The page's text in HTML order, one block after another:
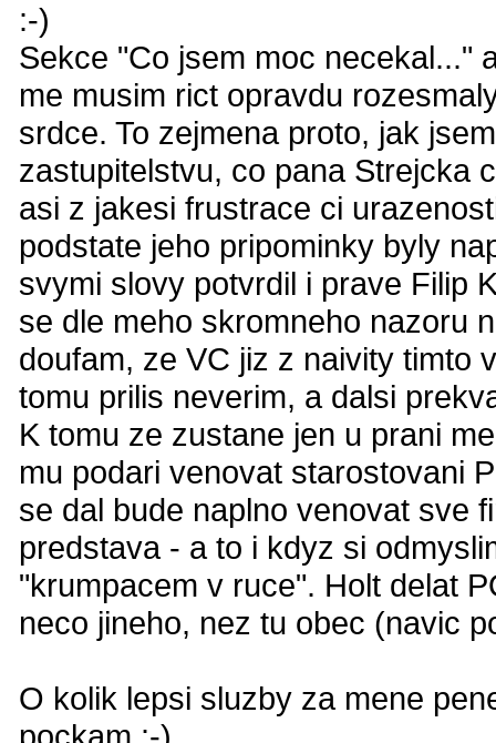
:-)
Sekce "Co jsem moc necekal..."
me musim rict opravdu
srdce. To zejmena proto, jak
zastupitelstvu, co pana Strejcka
asi z jakesi frustrace ci
podstate jeho pripominky byly
svymi slovy potvrdil i prave Filip
se dle meho skromneho nazoru
doufam, ze VC jiz z naivity timto
tomu prilis neverim, a dalsi
K tomu ze zustane jen u prani
mu podari venovat starostovani
se dal bude naplno venovat sve
predstava - a to i kdyz si
"krumpacem v ruce". Holt delat
neco jineho, nez tu obec (navic
O kolik lepsi sluzby za mene